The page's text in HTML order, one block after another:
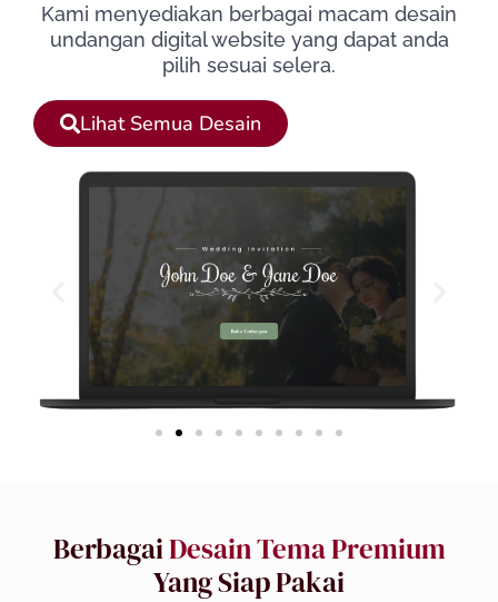
Kami menyediakan berbagai macam desain
undangan digital website yang dapat anda
pilih sesuai selera.
Lihat Semua Desain
BerbagaiDesain Tema Premium
Yang Siap Pakai